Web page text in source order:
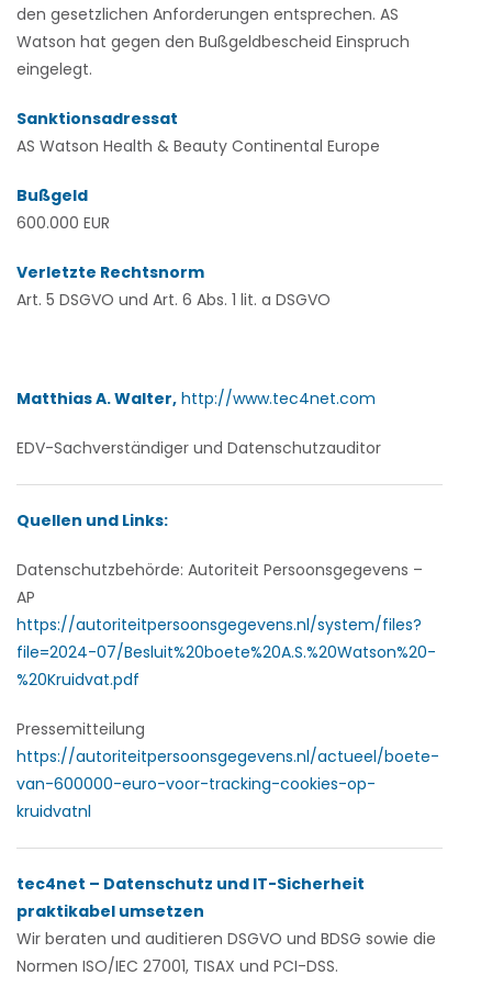
den gesetzlichen Anforderungen entsprechen. AS
Watson hat gegen den Bußgeldbescheid Einspruch
eingelegt.
Sanktionsadressat
AS Watson Health & Beauty Continental Europe
Bußgeld
600.000 EUR
Verletzte Rechtsnorm
Art. 5 DSGVO und Art. 6 Abs. 1 lit. a DSGVO
Matthias A. Walter, http://www.tec4net.com
EDV-Sachverständiger und Datenschutzauditor
Quellen und Links:
Datenschutzbehörde: Autoriteit Persoonsgegevens –
AP
https://autoriteitpersoonsgegevens.nl/system/files?
file=2024-07/Besluit%20boete%20A.S.%20Watson%20-
%20Kruidvat.pdf
Pressemitteilung
https://autoriteitpersoonsgegevens.nl/actueel/boete-
van-600000-euro-voor-tracking-cookies-op-
kruidvatnl
tec4net – Datenschutz und IT-Sicherheit
praktikabel umsetzen
Wir beraten und auditieren DSGVO und BDSG sowie die
Normen ISO/IEC 27001, TISAX und PCI-DSS.